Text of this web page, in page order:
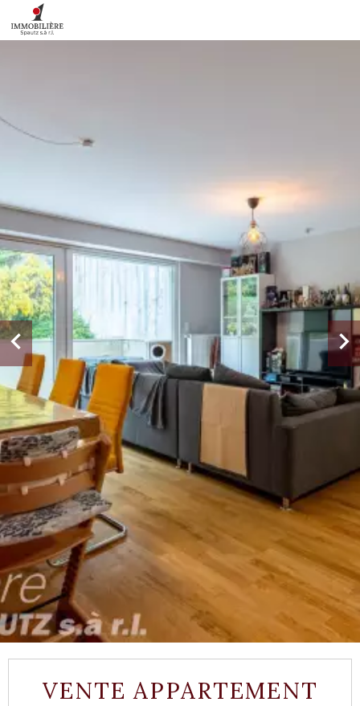
VENTE APPARTEMENT